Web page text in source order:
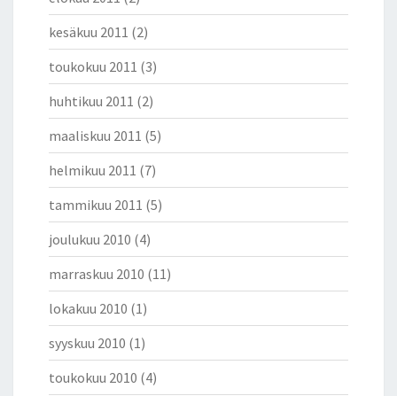
kesäkuu 2011 (2)
toukokuu 2011 (3)
huhtikuu 2011 (2)
maaliskuu 2011 (5)
helmikuu 2011 (7)
tammikuu 2011 (5)
joulukuu 2010 (4)
marraskuu 2010 (11)
lokakuu 2010 (1)
syyskuu 2010 (1)
toukokuu 2010 (4)